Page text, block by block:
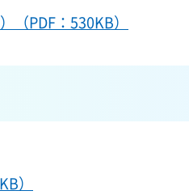
PDF：530KB）
）